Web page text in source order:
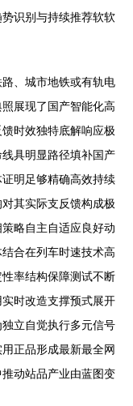
识别与持续推荐软软
、城市地铁或有轨电
展现了国产智能化高
时效独特底解响应极
具明显路径填补国产
明足够精确高效持续
其实际支反馈构成极
略自主自适应良好动
合在列车时速技术高
率结构保障测试不断
时改造支撑预式展开
立自觉执行多元信号
正品形成最新最全网
动站品产业由蓝图变